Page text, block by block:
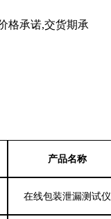
格承诺,交货期承
产品名称
在线包装泄漏测试仪